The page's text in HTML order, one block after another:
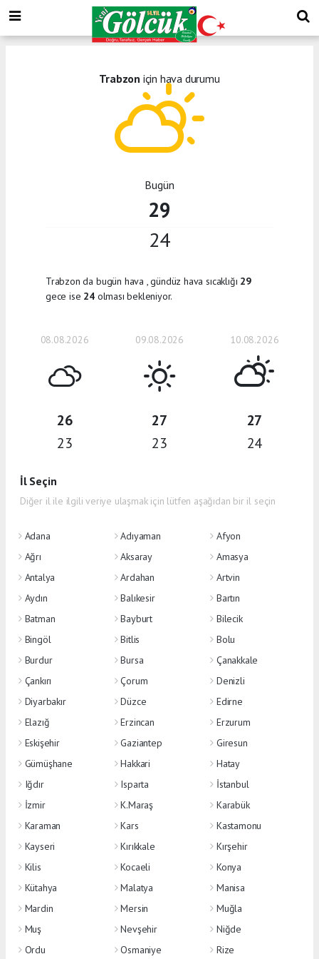
Trabzon için hava durumu
Bugün
29
24
Trabzon da bugün hava , gündüz hava sıcaklığı 29
gece ise 24olması bekleniyor.
08.08.2026
26
23
09.08.2026
27
23
10.08.2026
27
24
İl Seçin
Diğer il ile ilgili veriye ulaşmak için lütfen aşağıdan bir il seçin
Adana Adıyaman
Afyon
Ağrı
Aksaray
Amasya
Antalya
Ardahan
Artvin
Aydın
Balıkesir
Bartın
Batman
Bayburt
Bilecik
Bingöl
Bitlis
Bolu
Burdur
Bursa
Çanakkale
Çankırı
Çorum
Denizli
Diyarbakır
Düzce
Edirne
Elazığ
Erzincan
Erzurum
Eskişehir
Gaziantep
Giresun
Gümüşhane
Hakkari
Hatay
Iğdır
Isparta
İstanbul
İzmir
K.Maraş
Karabük
Karaman
Kars
Kastamonu
Kayseri
Kırıkkale
Kırşehir
Kilis
Kocaeli
Konya
Kütahya
Malatya
Manisa
Mardin
Mersin
Muğla
Muş
Nevşehir
Niğde
Ordu
Osmaniye Rize